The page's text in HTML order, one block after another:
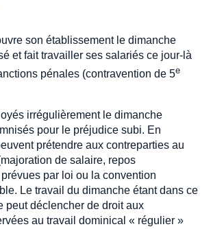
son établissement le dimanche
et fait travailler ses salariés ce jour-là
pénales (contravention de 5e
irrégulièrement le dimanche
pour le préjudice subi. En
prétendre aux contreparties au
de salaire, repos
par loi ou la convention
Le travail du dimanche étant dans ce
peut déclencher de droit aux
au travail dominical « régulier »